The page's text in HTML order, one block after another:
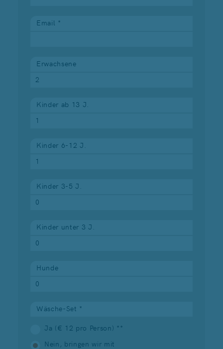
Email *
Erwachsene
Kinder ab 13 J.
Kinder 6-12 J.
Kinder 3-5 J.
Kinder unter 3 J.
Hunde
Wäsche-Set *
Ja (€ 12 pro Person) **
Nein, bringen wir mit